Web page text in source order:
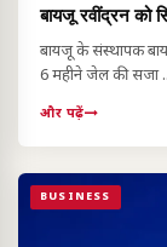
बायजू रवींद्रन को
बायजू के संस्थापक
6 महीने जेल की सजा
और पढ़ें
BUSINESS